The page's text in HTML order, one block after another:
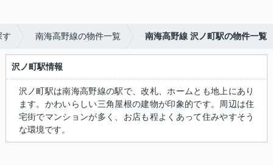
す 南海高野線の物件一覧 南海高野線 沢ノ町駅の物件一覧
沢ノ町駅情報
沢ノ町駅は南海高野線の駅で、改札、ホームとも地上にあり
ます。かわいらしい三角屋根の建物が印象的です。周辺は住
宅街でマンションが多く、お店も程よくあって住みやすそう
な環境です。